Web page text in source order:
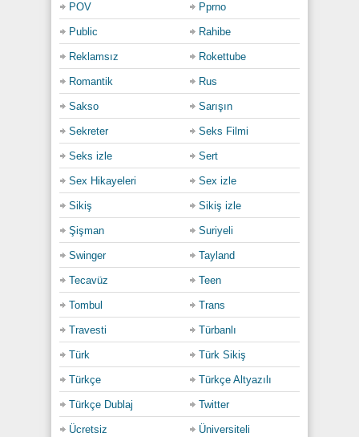
POV Pprno
Public Rahibe
Reklamsız Rokettube
Romantik Rus
Sakso Sarışın
Sekreter Seks Filmi
Seks izle Sert
Sex Hikayeleri Sex izle
Sikiş Sikiş izle
Şişman Suriyeli
Swinger Tayland
Tecavüz Teen
Tombul Trans
Travesti Türbanlı
Türk Türk Sikiş
Türkçe Türkçe Altyazılı
Türkçe Dublaj Twitter
Ücretsiz Üniversiteli